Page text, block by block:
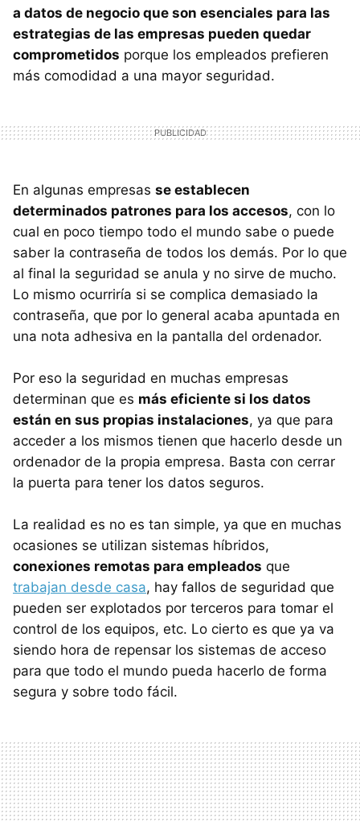
a datos de negocio que son esenciales para las
estrategias de las empresas pueden quedar
comprometidos porque los empleados prefieren
más comodidad a una mayor seguridad.
En algunas empresas se establecen
determinados patrones para los accesos, con lo
cual en poco tiempo todo el mundo sabe o puede
saber la contraseña de todos los demás. Por lo que
al final la seguridad se anula y no sirve de mucho.
Lo mismo ocurriría si se complica demasiado la
contraseña, que por lo general acaba apuntada en
una nota adhesiva en la pantalla del ordenador.
Por eso la seguridad en muchas empresas
determinan que es más eficiente si los datos
están en sus propias instalaciones, ya que para
acceder a los mismos tienen que hacerlo desde un
ordenador de la propia empresa. Basta con cerrar
la puerta para tener los datos seguros.
La realidad es no es tan simple, ya que en muchas
ocasiones se utilizan sistemas híbridos,
conexiones remotas para empleados que
trabajan desde casa, hay fallos de seguridad que
pueden ser explotados por terceros para tomar el
control de los equipos, etc. Lo cierto es que ya va
siendo hora de repensar los sistemas de acceso
para que todo el mundo pueda hacerlo de forma
segura y sobre todo fácil.